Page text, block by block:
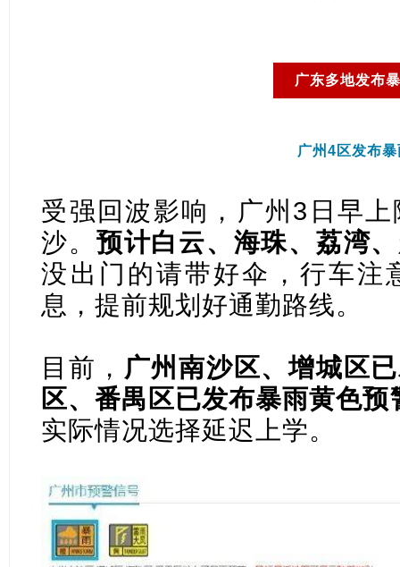
广东多地发布
广州4区发布
受强回波影响，广州3日早上
沙。 预计白云、海珠、荔湾
没出门的请带好伞，行车注
息，提前规划好通勤路线。
目前， 广州南沙区、增城区
区、番禺区已发布暴雨黄色预
实际情况选择延迟上学。